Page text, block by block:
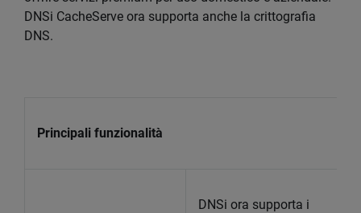
DNSi CacheServe ora supporta anche la crittografia
DNS.
Principali funzionalità
DNSi ora supporta i